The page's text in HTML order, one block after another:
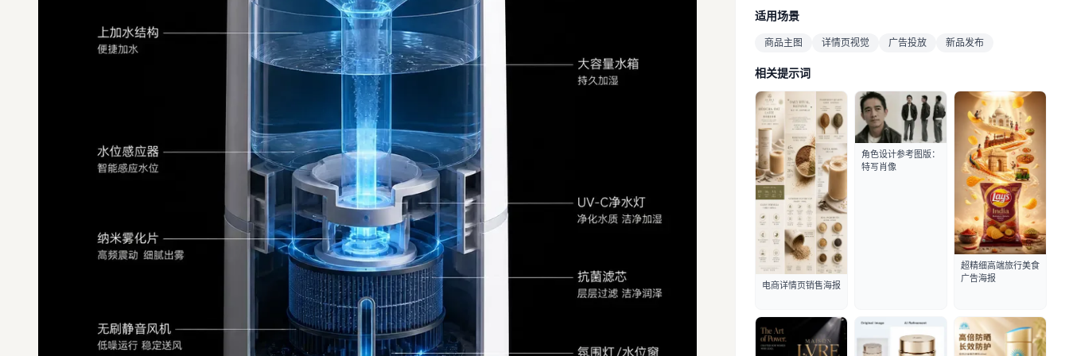
适用场景
商品主图 详情页视觉 广告投放 新品发布
相关提示词
电商详情页销售海报
角色设计参考图版：
特写肖像
超精细高端旅行美食
广告海报